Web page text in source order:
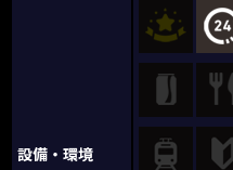
設備・環境